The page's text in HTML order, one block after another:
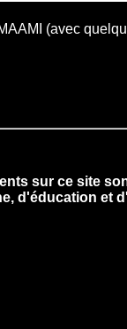
(avec
sur ce site
d'éducation et